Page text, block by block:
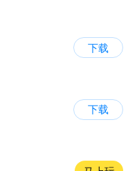
下载
下载